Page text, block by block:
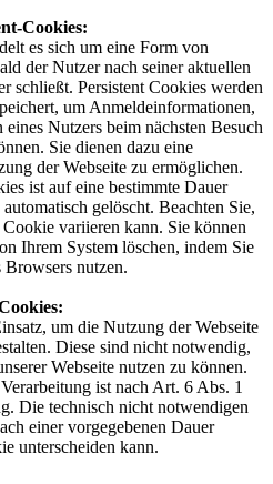
Cookies:
es sich um eine Form von
der Nutzer nach seiner aktuellen
schließt. Persistent Cookies werden
um Anmeldeinformationen,
Nutzers beim nächsten Besuch
Sie dienen dazu eine
der Webseite zu ermöglichen.
ist auf eine bestimmte Dauer
gelöscht. Beachten Sie,
variieren kann. Sie können
Ihrem System löschen, indem Sie
nutzen.
:
um die Nutzung der Webseite
Diese sind nicht notwendig,
Webseite nutzen zu können.
ist nach Art. 6 Abs. 1
Die technisch nicht notwendigen
einer vorgegebenen Dauer
unterscheiden kann.